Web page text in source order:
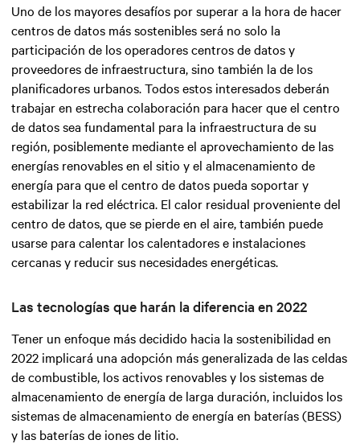
Uno de los mayores desafíos por superar a la hora de hacer
centros de datos más sostenibles será no solo la
participación de los operadores centros de datos y
proveedores de infraestructura, sino también la de los
planificadores urbanos. Todos estos interesados deberán
trabajar en estrecha colaboración para hacer que el centro
de datos sea fundamental para la infraestructura de su
región, posiblemente mediante el aprovechamiento de las
energías renovables en el sitio y el almacenamiento de
energía para que el centro de datos pueda soportar y
estabilizar la red eléctrica. El calor residual proveniente del
centro de datos, que se pierde en el aire, también puede
usarse para calentar los calentadores e instalaciones
cercanas y reducir sus necesidades energéticas.
Las tecnologías que harán la diferencia en 2022
Tener un enfoque más decidido hacia la sostenibilidad en
2022 implicará una adopción más generalizada de las celdas
de combustible, los activos renovables y los sistemas de
almacenamiento de energía de larga duración, incluidos los
sistemas de almacenamiento de energía en baterías (BESS)
y las baterías de iones de litio.